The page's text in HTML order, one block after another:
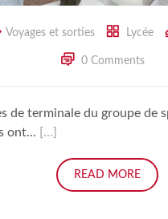
Voyages et sorties Lycée
0 Comments
de terminale du groupe de
ont...
[…]
READ MORE